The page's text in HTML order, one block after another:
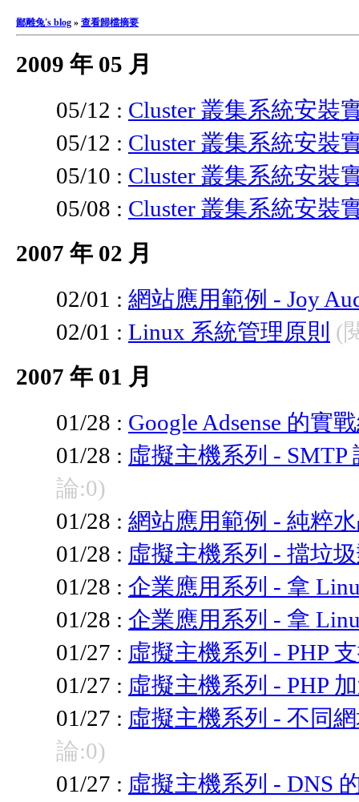
鄙雕兔's blog » 查看歸檔摘要
2009 年 05 月
05/12 : Cluster 叢集系統安裝
05/12 : Cluster 叢集系統安裝
05/10 : Cluster 叢集系統安裝
05/08 : Cluster 叢集系統安裝
2007 年 02 月
02/01 : 網站應用範例 - Joy
02/01 : Linux 系統管理原則 (
2007 年 01 月
01/28 : Google Adsense 的實
01/28 : 虛擬主機系列 -
論:0)
01/28 : 網站應用範例 - 純粹
01/28 : 虛擬主機系列 - 擋垃
01/28 : 企業應用系列 - 拿
01/28 : 企業應用系列 - 拿
01/27 : 虛擬主機系列 - PHP
01/27 : 虛擬主機系列 - PHP
01/27 : 虛擬主機系列 - 不同
論:0)
01/27 : 虛擬主機系列 - DNS